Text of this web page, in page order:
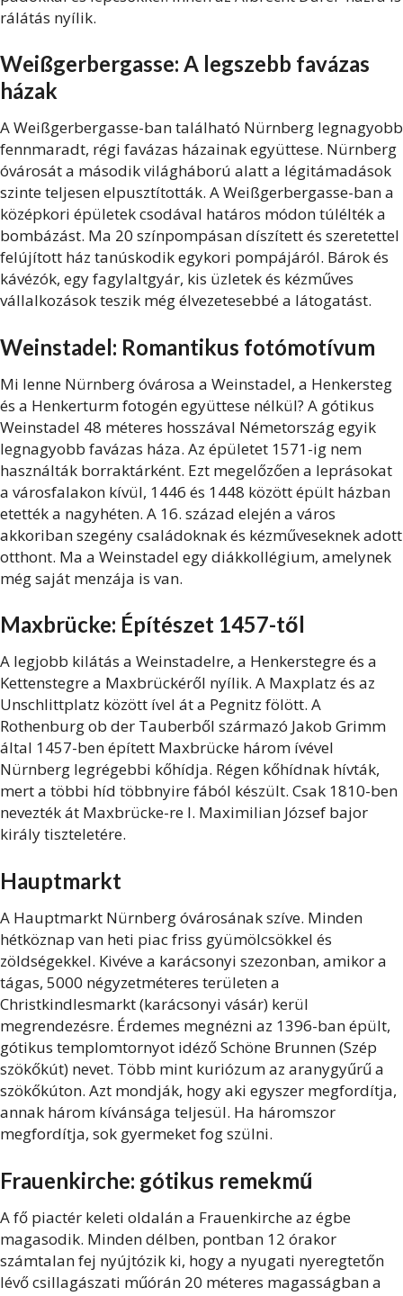
rálátás nyílik.
Weißgerbergasse: A legszebb favázas
házak
A Weißgerbergasse-ban található Nürnberg legnagyobb
fennmaradt, régi favázas házainak együttese. Nürnberg
óvárosát a második világháború alatt a légitámadások
szinte teljesen elpusztították. A Weißgerbergasse-ban a
középkori épületek csodával határos módon túlélték a
bombázást. Ma 20 színpompásan díszített és szeretettel
felújított ház tanúskodik egykori pompájáról. Bárok és
kávézók, egy fagylaltgyár, kis üzletek és kézműves
vállalkozások teszik még élvezetesebbé a látogatást.
Weinstadel: Romantikus fotómotívum
Mi lenne Nürnberg óvárosa a Weinstadel, a Henkersteg
és a Henkerturm fotogén együttese nélkül? A gótikus
Weinstadel 48 méteres hosszával Németország egyik
legnagyobb favázas háza. Az épületet 1571-ig nem
használták borraktárként. Ezt megelőzően a leprásokat
a városfalakon kívül, 1446 és 1448 között épült házban
etették a nagyhéten. A 16. század elején a város
akkoriban szegény családoknak és kézműveseknek adott
otthont. Ma a Weinstadel egy diákkollégium, amelynek
még saját menzája is van.
Maxbrücke: Építészet 1457-től
A legjobb kilátás a Weinstadelre, a Henkerstegre és a
Kettenstegre a Maxbrückéről nyílik. A Maxplatz és az
Unschlittplatz között ível át a Pegnitz fölött. A
Rothenburg ob der Tauberből származó Jakob Grimm
által 1457-ben épített Maxbrücke három ívével
Nürnberg legrégebbi kőhídja. Régen kőhídnak hívták,
mert a többi híd többnyire fából készült. Csak 1810-ben
nevezték át Maxbrücke-re I. Maximilian József bajor
király tiszteletére.
Hauptmarkt
A Hauptmarkt Nürnberg óvárosának szíve. Minden
hétköznap van heti piac friss gyümölcsökkel és
zöldségekkel. Kivéve a karácsonyi szezonban, amikor a
tágas, 5000 négyzetméteres területen a
Christkindlesmarkt (karácsonyi vásár) kerül
megrendezésre. Érdemes megnézni az 1396-ban épült,
gótikus templomtornyot idéző Schöne Brunnen (Szép
szökőkút) nevet. Több mint kuriózum az aranygyűrű a
szökőkúton. Azt mondják, hogy aki egyszer megfordítja,
annak három kívánsága teljesül. Ha háromszor
megfordítja, sok gyermeket fog szülni.
Frauenkirche: gótikus remekmű
A fő piactér keleti oldalán a Frauenkirche az égbe
magasodik. Minden délben, pontban 12 órakor
számtalan fej nyújtózik ki, hogy a nyugati nyeregtetőn
lévő csillagászati műórán 20 méteres magasságban a